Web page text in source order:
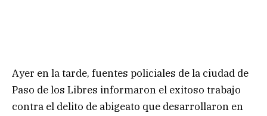
Ayer en la tarde, fuentes policiales de la ciudad de
Paso de los Libres informaron el exitoso trabajo
contra el delito de abigeato que desarrollaron en